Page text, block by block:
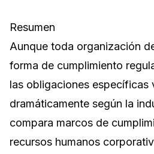
Resumen
Aunque toda organización
forma de cumplimiento
las obligaciones específicas
dramáticamente según la
compara marcos de
recursos humanos